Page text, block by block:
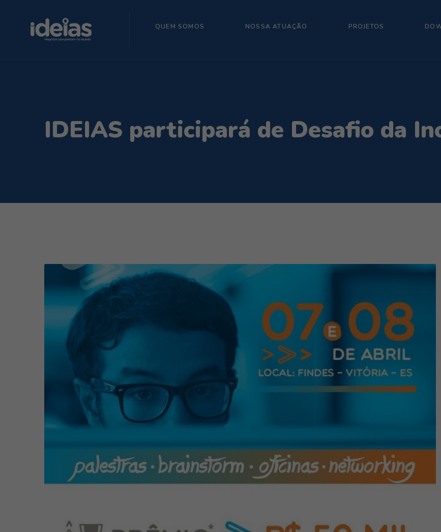
QUEM SOMOS NOSSA ATUAÇÃO PROJETOS
IDEIAS participará de Desafio da